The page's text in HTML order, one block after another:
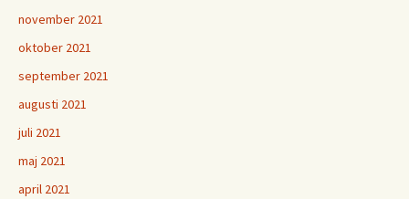
november 2021
oktober 2021
september 2021
augusti 2021
juli 2021
maj 2021
april 2021